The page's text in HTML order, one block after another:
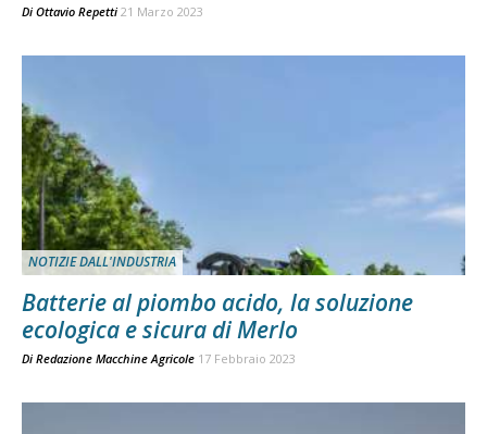
Di Ottavio Repetti 21 Marzo 2023
NOTIZIE DALL'INDUSTRIA
Batterie al piombo acido, la soluzione
ecologica e sicura di Merlo
Di Redazione Macchine Agricole 17 Febbraio 2023